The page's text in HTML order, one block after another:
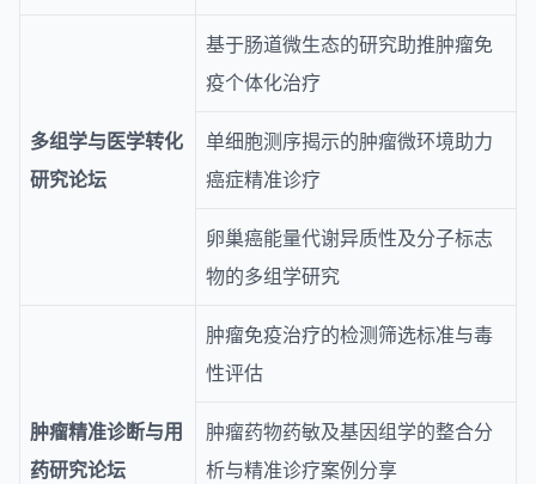
多组学与医学转化
研究论坛
基于肠道微生态的研究助推肿瘤免
疫个体化治疗
单细胞测序揭示的肿瘤微环境助力
癌症精准诊疗
卵巢癌能量代谢异质性及分子标志
物的多组学研究
肿瘤精准诊断与用
药研究论坛
肿瘤免疫治疗的检测筛选标准与毒
性评估
肿瘤药物药敏及基因组学的整合分
析与精准诊疗案例分享